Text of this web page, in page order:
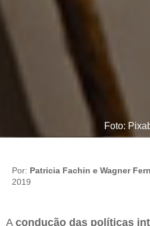
Foto:
Por: Patricia Fachin e Wagner
2019
A condução das políticas